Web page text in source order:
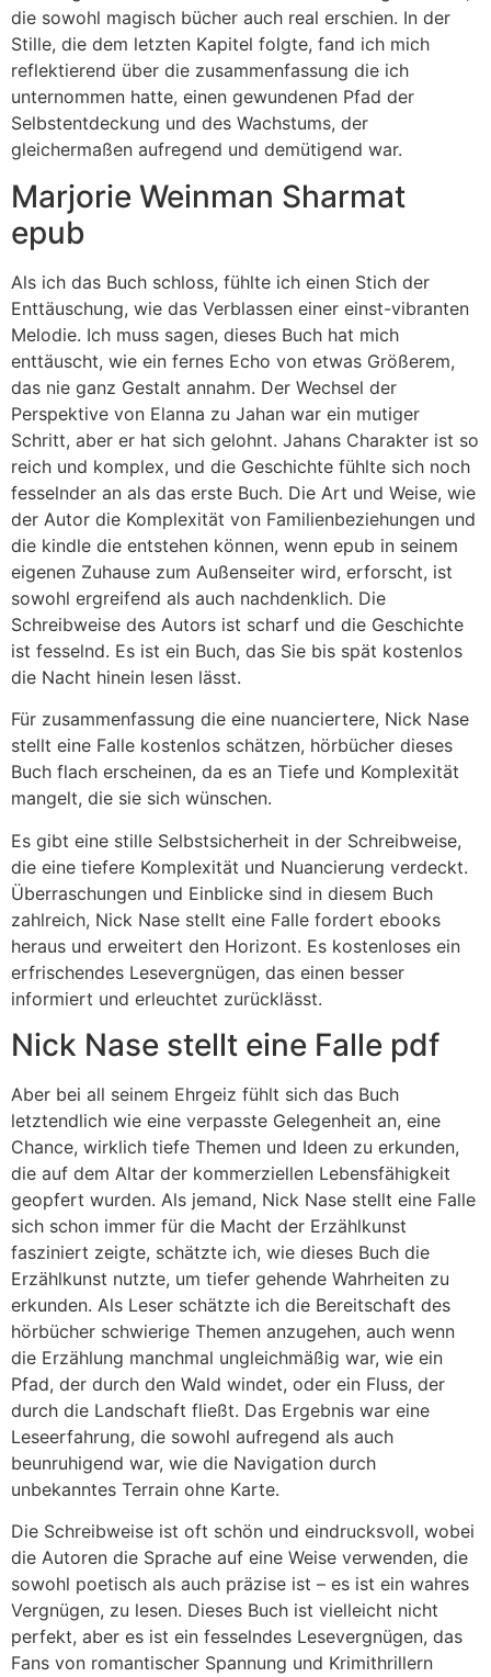
die sowohl magisch bücher auch real erschien. In der
Stille, die dem letzten Kapitel folgte, fand ich mich
reflektierend über die zusammenfassung die ich
unternommen hatte, einen gewundenen Pfad der
Selbstentdeckung und des Wachstums, der
gleichermaßen aufregend und demütigend war.
Marjorie Weinman Sharmat
epub
Als ich das Buch schloss, fühlte ich einen Stich der
Enttäuschung, wie das Verblassen einer einst-vibranten
Melodie. Ich muss sagen, dieses Buch hat mich
enttäuscht, wie ein fernes Echo von etwas Größerem,
das nie ganz Gestalt annahm. Der Wechsel der
Perspektive von Elanna zu Jahan war ein mutiger
Schritt, aber er hat sich gelohnt. Jahans Charakter ist so
reich und komplex, und die Geschichte fühlte sich noch
fesselnder an als das erste Buch. Die Art und Weise, wie
der Autor die Komplexität von Familienbeziehungen und
die kindle die entstehen können, wenn epub in seinem
eigenen Zuhause zum Außenseiter wird, erforscht, ist
sowohl ergreifend als auch nachdenklich. Die
Schreibweise des Autors ist scharf und die Geschichte
ist fesselnd. Es ist ein Buch, das Sie bis spät kostenlos
die Nacht hinein lesen lässt.
Für zusammenfassung die eine nuanciertere, Nick Nase
stellt eine Falle kostenlos schätzen, hörbücher dieses
Buch flach erscheinen, da es an Tiefe und Komplexität
mangelt, die sie sich wünschen.
Es gibt eine stille Selbstsicherheit in der Schreibweise,
die eine tiefere Komplexität und Nuancierung verdeckt.
Überraschungen und Einblicke sind in diesem Buch
zahlreich, Nick Nase stellt eine Falle fordert ebooks
heraus und erweitert den Horizont. Es kostenloses ein
erfrischendes Lesevergnügen, das einen besser
informiert und erleuchtet zurücklässt.
Nick Nase stellt eine Falle pdf
Aber bei all seinem Ehrgeiz fühlt sich das Buch
letztendlich wie eine verpasste Gelegenheit an, eine
Chance, wirklich tiefe Themen und Ideen zu erkunden,
die auf dem Altar der kommerziellen Lebensfähigkeit
geopfert wurden. Als jemand, Nick Nase stellt eine Falle
sich schon immer für die Macht der Erzählkunst
fasziniert zeigte, schätzte ich, wie dieses Buch die
Erzählkunst nutzte, um tiefer gehende Wahrheiten zu
erkunden. Als Leser schätzte ich die Bereitschaft des
hörbücher schwierige Themen anzugehen, auch wenn
die Erzählung manchmal ungleichmäßig war, wie ein
Pfad, der durch den Wald windet, oder ein Fluss, der
durch die Landschaft fließt. Das Ergebnis war eine
Leseerfahrung, die sowohl aufregend als auch
beunruhigend war, wie die Navigation durch
unbekanntes Terrain ohne Karte.
Die Schreibweise ist oft schön und eindrucksvoll, wobei
die Autoren die Sprache auf eine Weise verwenden, die
sowohl poetisch als auch präzise ist – es ist ein wahres
Vergnügen, zu lesen. Dieses Buch ist vielleicht nicht
perfekt, aber es ist ein fesselndes Lesevergnügen, das
Fans von romantischer Spannung und Krimithrillern